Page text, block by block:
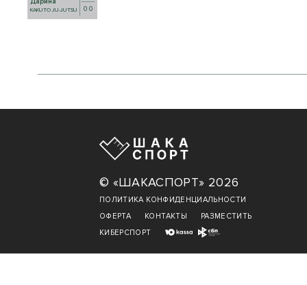
KAKUTO JU-JUTSU
0 0
© «ШАКАСПОРТ» 2026
ПОЛИТИКА КОНФИДЕНЦИАЛЬНОСТИ
ОФЕРТА
КОНТАКТЫ
РАЗМЕСТИТЬ
КИБЕРСПОРТ